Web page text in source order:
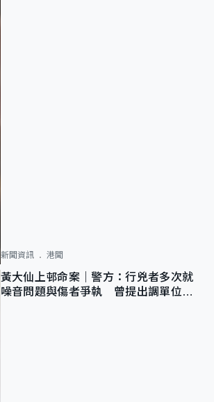
新聞資訊 港聞
黃大仙上邨命案｜警方：行兇者多次就
噪音問題與傷者爭執 曾提出調單位已